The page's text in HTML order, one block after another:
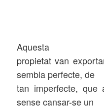
Aquesta
propietat van
sembla perfecte, de
tan imperfecte, que
sense cansar-se un